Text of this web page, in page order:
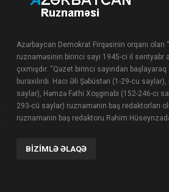
Azərbaycan Demokrat Firqəsinin orqanı olan
ruznaməsinin birinci sayı 1945-ci il sentyabr
çıxmışdır. “Qəzet birinci sayından
buraxılırdı. Hacı Əli Şəbüstəri (1-29-cu
saylar), Həmzə Fəthi Xoşginabi (152-246-cı
293-cü saylar) ruznamənin baş redaktorları
ruznamənin baş redaktoru Rəhim
BIZIMLƏ ƏLAQƏ